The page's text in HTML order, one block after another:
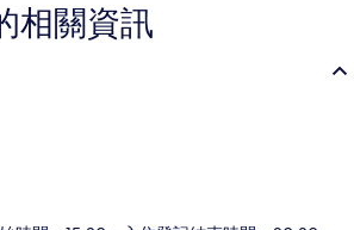
相關資訊